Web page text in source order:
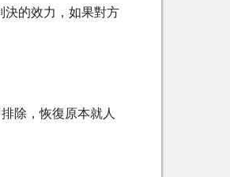
決的效力，如果對方
除，恢復原本就人